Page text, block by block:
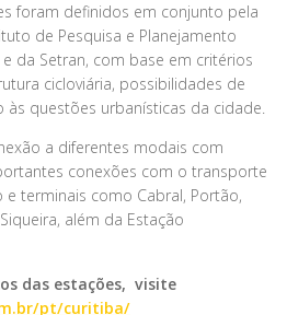
foram definidos em conjunto pela
de Pesquisa e Planejamento
da Setran, com base em critérios
cicloviária, possibilidades de
questões urbanísticas da cidade.
a diferentes modais com
conexões com o transporte
terminais como Cabral, Portão,
além da Estação
das estações, visite
pt/curitiba/